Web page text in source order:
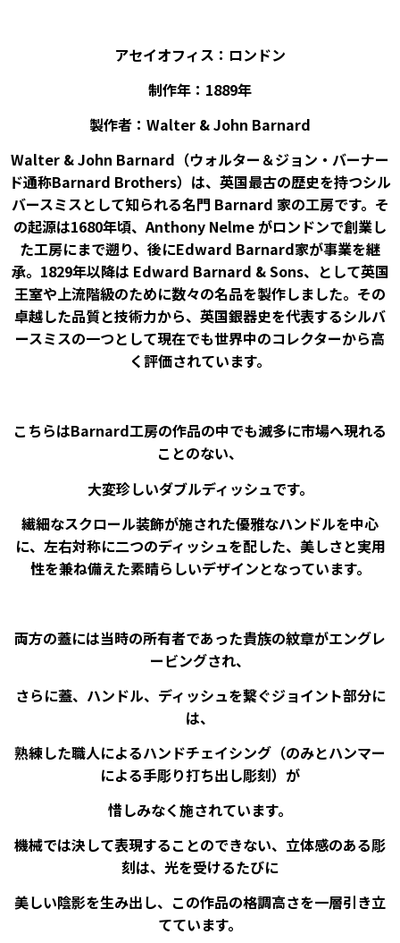
アセイオフィス：ロンドン
制作年：1889年
製作者：Walter & John Barnard
Walter & John Barnard（ウォルター＆ジョン・バーナー
ド通称Barnard Brothers）は、英国最古の歴史を持つシル
バースミスとして知られる名門 Barnard 家の工房です。そ
の起源は1680年頃、Anthony Nelme がロンドンで創業し
た工房にまで遡り、後にEdward Barnard家が事業を継
承。1829年以降は Edward Barnard & Sons、として英国
王室や上流階級のために数々の名品を製作しました。その
卓越した品質と技術力から、英国銀器史を代表するシルバ
ースミスの一つとして現在でも世界中のコレクターから高
く評価されています。
こちらはBarnard工房の作品の中でも滅多に市場へ現れる
ことのない、
大変珍しいダブルディッシュです。
繊細なスクロール装飾が施された優雅なハンドルを中心
に、左右対称に二つのディッシュを配した、美しさと実用
性を兼ね備えた素晴らしいデザインとなっています。
両方の蓋には当時の所有者であった貴族の紋章がエングレ
ービングされ、
さらに蓋、ハンドル、ディッシュを繋ぐジョイント部分に
は、
熟練した職人によるハンドチェイシング（のみとハンマー
による手彫り打ち出し彫刻）が
惜しみなく施されています。
機械では決して表現することのできない、立体感のある彫
刻は、光を受けるたびに
美しい陰影を生み出し、この作品の格調高さを一層引き立
てています。